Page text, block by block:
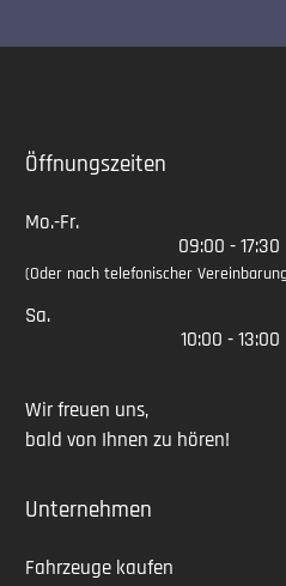
Öffnungszeiten
Mo.-Fr.
09:00 - 17:30
(Oder nach telefonischer
Sa.
10:00 - 13:00
Wir freuen uns,
bald von Ihnen zu hören!
Unternehmen
Fahrzeuge kaufen